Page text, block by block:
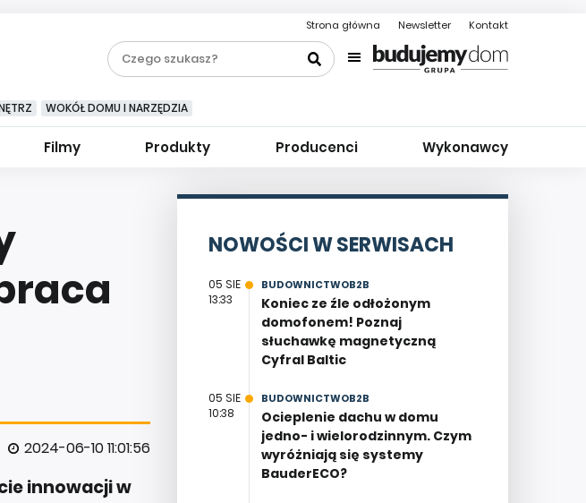
Strona główna Newsletter Kontakt
WOKÓŁ DOMU I NARZĘDZIA
Filmy Produkty Producenci Wykonawcy
2024-06-10 11:01:56
innowacji w
NOWOŚCI W SERWISACH
05 SIE
13:33
BUDOWNICTWOB2B
Koniec ze źle odłożonym
domofonem! Poznaj
słuchawkę magnetyczną
Cyfral Baltic
05 SIE
10:38
BUDOWNICTWOB2B
Ocieplenie dachu w domu
jedno- i wielorodzinnym. Czym
wyróżniają się systemy
BauderECO?